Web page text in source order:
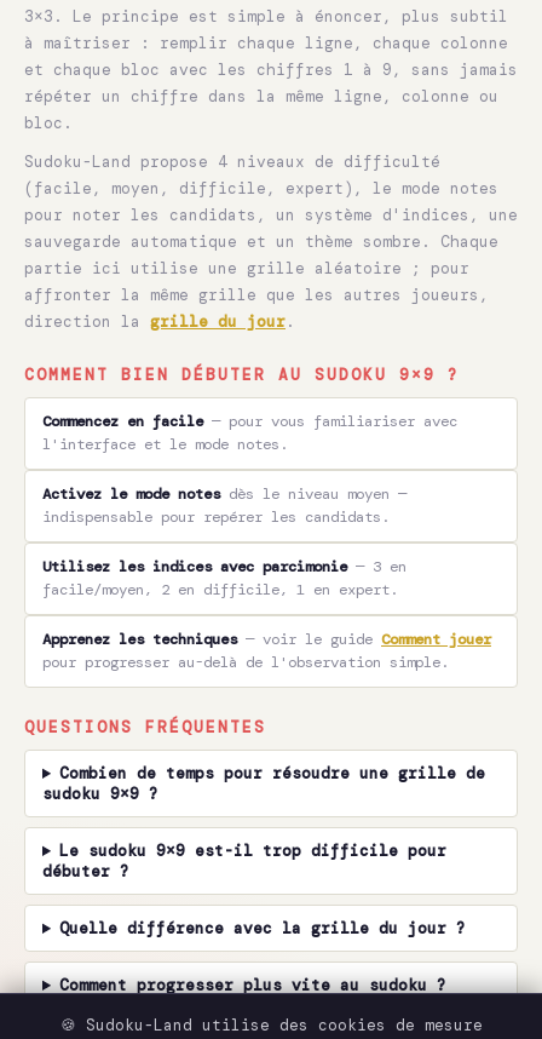
3×3. Le principe est simple à énoncer, plus subtil
à maîtriser : remplir chaque ligne, chaque colonne
et chaque bloc avec les chiffres 1 à 9, sans jamais
répéter un chiffre dans la même ligne, colonne ou
bloc.
Sudoku-Land propose 4 niveaux de difficulté
(facile, moyen, difficile, expert), le mode notes
pour noter les candidats, un système d'indices, une
sauvegarde automatique et un thème sombre. Chaque
partie ici utilise une grille aléatoire ; pour
affronter la même grille que les autres joueurs,
direction la grille du jour.
COMMENT BIEN DÉBUTER AU SUDOKU 9×9 ?
Commencez en facile— pour vous familiariser avec
l'interface et le mode notes.
Activez le mode notesdès le niveau moyen —
indispensable pour repérer les candidats.
Utilisez les indices avec parcimonie— 3 en
facile/moyen, 2 en difficile, 1 en expert.
Apprenez les techniques— voir le guide Comment jouer
pour progresser au-delà de l'observation simple.
QUESTIONS FRÉQUENTES
Combien de temps pour résoudre une grille de
sudoku 9×9 ?
Le sudoku 9×9 est-il trop difficile pour
débuter ?
Quelle différence avec la grille du jour ?
Comment progresser plus vite au sudoku ?
🍪 Sudoku-Land utilise des cookies de mesure